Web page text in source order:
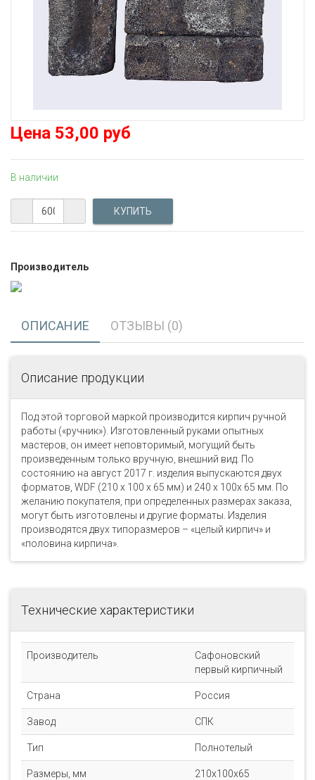
Цена 53,00 руб
В наличии
Производитель
ОПИСАНИЕ ОТЗЫВЫ (0)
Описание продукции
Под этой торговой маркой производится кирпич ручной
работы («ручник»). Изготовленный руками опытных
мастеров, он имеет неповторимый, могущий быть
произведенным только вручную, внешний вид. По
состоянию на август 2017 г. изделия выпускаются двух
форматов, WDF (210 x 100 x 65 мм) и 240 х 100х 65 мм. По
желанию покупателя, при определенных размерах заказа,
могут быть изготовлены и другие форматы. Изделия
производятся двух типоразмеров – «целый кирпич» и
«половина кирпича».
Технические характеристики
Производитель
Сафоновский
первый кирпичный
Страна Россия
Завод СПК
Тип Полнотелый
Размеры, мм 210х100х65